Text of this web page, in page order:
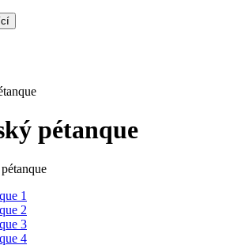
pétanque